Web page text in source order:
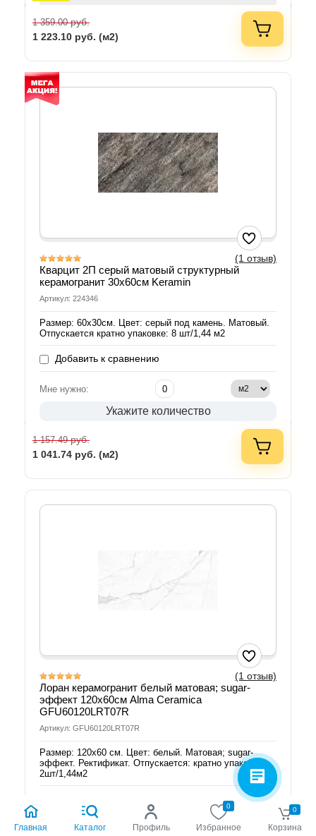
1 359.00руб.
1 223.10 руб. (м2)
(1 отзыв)
Кварцит 2П серый матовый структурный
керамогранит 30х60см Keramin
Артикул: 224346
Размер: 60х30см. Цвет: серый под камень. Матовый.
Отпускается кратно упаковке: 8 шт/1,44 м2
Добавить к сравнению
Мне нужно:
Укажите количество
1 157.49руб.
1 041.74 руб. (м2)
(1 отзыв)
Лоран керамогранит белый матовая; sugar-
эффект 120х60см Alma Ceramica
GFU60120LRT07R
Артикул: GFU60120LRT07R
Размер: 120х60 см. Цвет: белый. Матовая; sugar-
эффект. Ректификат. Отпускается: кратно упаковке
2шт/1,44м2
Мне нужно:
Главная Каталог Профиль
0
Избранное
0
Корзина